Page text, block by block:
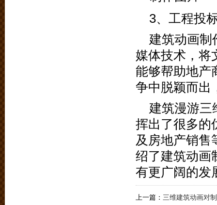
3、工程投
建筑动画制
媒体技术，将
能够帮助地产
争中脱颖而出
建筑漫游三
挥出了很多的
及房地产销售
绍了建筑动画
有更广阔的发
上一篇： 三维建筑动画对